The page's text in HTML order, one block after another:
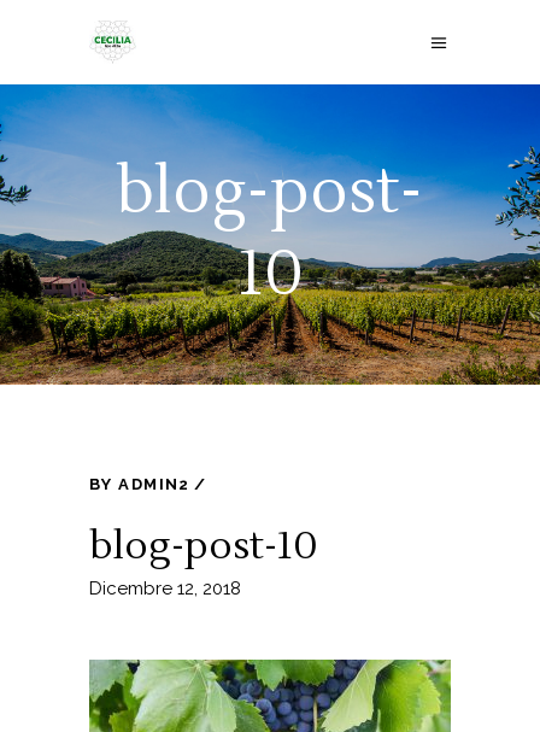
blog-post-
10
BYADMIN2
blog-post-10
Dicembre 12, 2018